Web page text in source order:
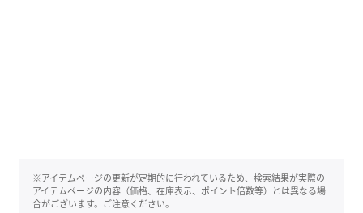
※アイテムページの更新が定期的に行われているため、検索結果が実際の
アイテムページの内容（価格、在庫表示、ポイント倍数等）とは異なる場
合がございます。ご注意ください。